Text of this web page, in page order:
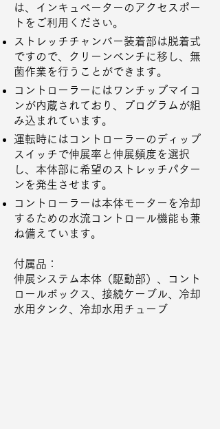
は、インキュベーターのアクセスポー
トをご利用ください。
ストレッチチャンバー装着部は脱着式
ですので、クリーンベンチに移し、無
菌作業を行うことができます。
コントローラーにはワンチップマイコ
ンが内蔵されており、プログラムが組
み込まれています。
運転時にはコントローラーのディップ
スイッチで伸展率と伸展頻度を選択
し、本体部に希望のストレッチパター
ンを発生させます。
コントローラーは本体モーターを冷却
するための水流コントロール機能も兼
ね備えています。
付属品：
伸展システム本体（駆動部）、コント
ロールボックス、接続ケーブル、冷却
水用タンク、冷却水用チューブ